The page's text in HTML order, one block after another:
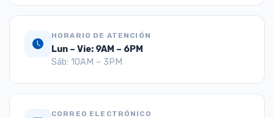
HORARIO DE ATENCIÓN
Lun – Vie: 9AM – 6PM
Sáb: 10AM – 3PM
CORREO ELECTRÓNICO